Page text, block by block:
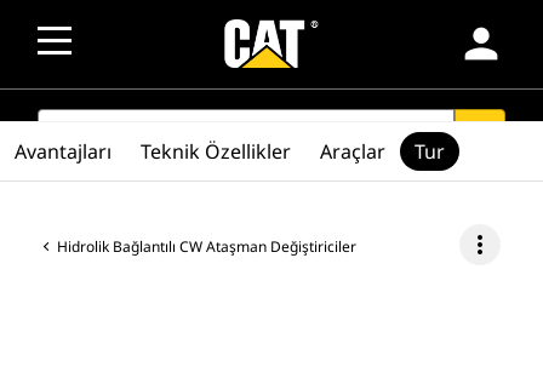
person
SEARCH
Hidrolik Bağlantılı CW Ataşman Değiştiriciler more_vert
Avantajları Teknik Özellikler Araçlar Tur